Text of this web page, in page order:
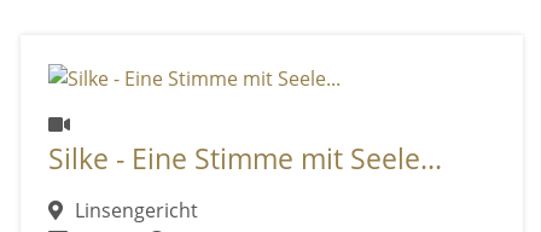
Silke - Eine Stimme mit Seele...
Linsengericht